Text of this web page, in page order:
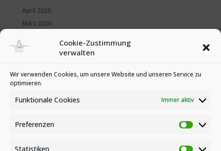
Cookie-Zustimmung
verwalten
Wir verwenden Cookies, um unsere Website und unseren Service zu
optimieren.
Funktionale Cookies Immer aktiv
Preferenzen
Statistiken
April 2020
März 2020
Januar 2020
Kategorien
News
Veranstaltungen